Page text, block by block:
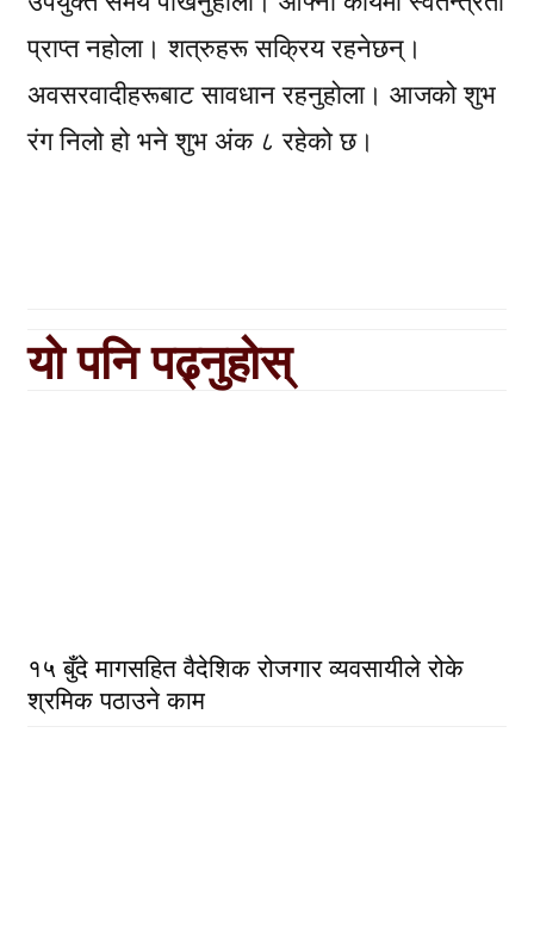
प्राप्त नहोला। शत्रुहरू सक्रिय रहनेछन्।
अवसरवादीहरूबाट सावधान रहनुहोला। आजको शुभ
रंग निलो हो भने शुभ अंक ८ रहेको छ।
यो पनि पढ्नुहोस्
१५ बुँदे मागसहित वैदेशिक रोजगार व्यवसायीले रोके
श्रमिक पठाउने काम